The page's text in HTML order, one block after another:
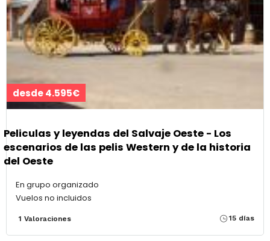
desde 4.595€
Peliculas y leyendas del Salvaje Oeste - Los
escenarios de las pelis Western y de la historia
del Oeste
En grupo organizado
Vuelos no incluidos
1 Valoraciones 15 días